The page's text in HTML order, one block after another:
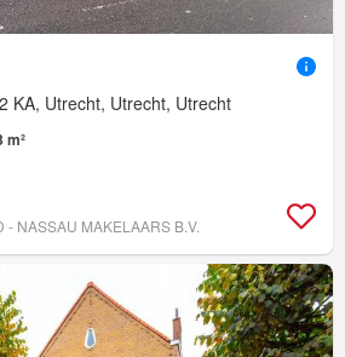
KA, Utrecht, Utrecht, Utrecht
m²
- NASSAU MAKELAARS B.V.